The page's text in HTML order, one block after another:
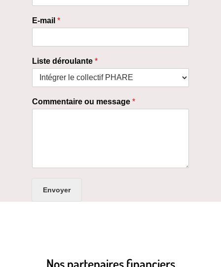
E-mail*
Liste déroulante*
Commentaire ou message*
Envoyer
Nos partenaires financiers